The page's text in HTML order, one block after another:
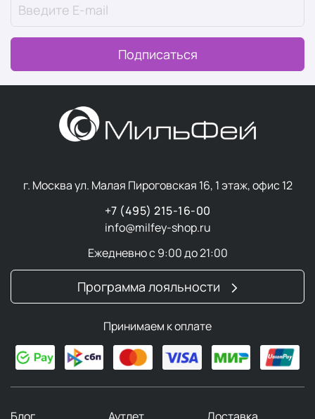
Подписаться
г. Москва ул. Малая Пироговская 16, 1 этаж, офис 12
+7 (495) 215-16-00
info@milfey-shop.ru
Ежедневно с 9:00 до 21:00
Программа лояльности
Принимаем к оплате